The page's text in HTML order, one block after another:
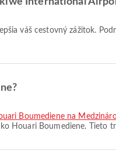
Boumediene na
Houari Boumediene. Tieto